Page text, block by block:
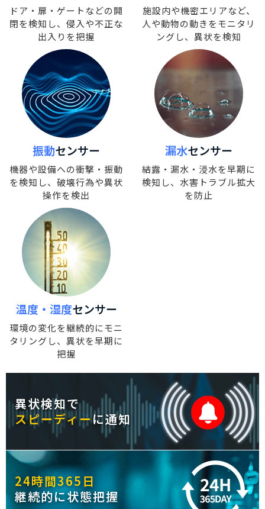
ドア・扉・ゲートなどの開
閉を検知し、侵入や不正な
出入りを把握
施設内や機密エリアなど、
人や動物の動きをモニタ リ
ングし、異状を検知
振動センサー
機器や設備への衝撃・振動
を検知し、 破壊行為や異状
操作を検出
漏水センサー
結露・漏水・浸水を早期に
検知し、水害 トラブル拡大
を防止
温度・湿度センサー
環境の変化を継続的にモニ
タリングし、 異状を早期に
把握
異状検知で
スピーディーに通知
24時間365日
継続的に状態把握